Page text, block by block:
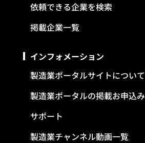
依頼できる企業を検索
掲載企業一覧
インフォメーション
製造業ポータルサイトについて
製造業ポータルの掲載お申込み
サポート
製造業チャンネル動画一覧